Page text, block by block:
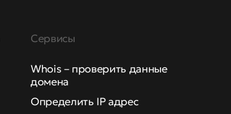
Сервисы
Whois – проверить данные
домена
Определить IP адрес